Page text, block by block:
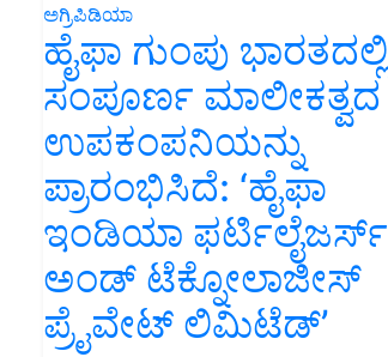
ಅಗ್ರಿಪಿಡಿಯಾ
ಹೈಫಾ ಗುಂಪು ಭಾರತದಲ್ಲಿ
ಸಂಪೂರ್ಣ ಮಾಲೀಕತ್ವದ
ಉಪಕಂಪನಿಯನ್ನು
ಪ್ರಾರಂಭಿಸಿದೆ: ‘ಹೈಫಾ
ಇಂಡಿಯಾ ಫರ್ಟಿಲೈಜರ್ಸ್
ಅಂಡ್ ಟೆಕ್ನೋಲಾಜೀಸ್
ಪ್ರೈವೇಟ್ ಲಿಮಿಟೆಡ್’